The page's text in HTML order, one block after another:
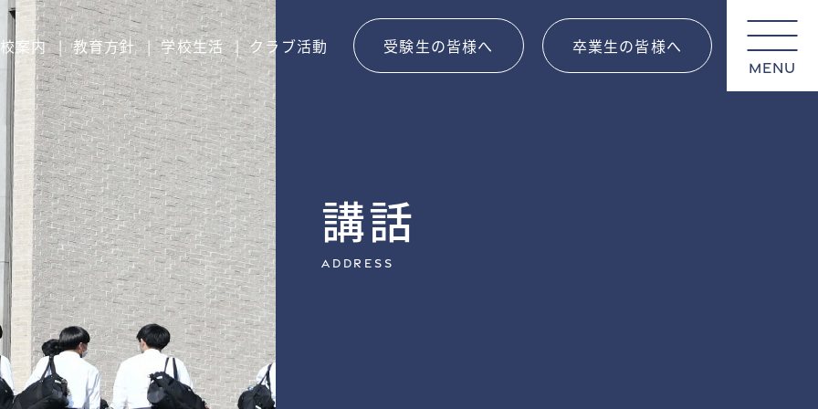
案内 教育方針 学校生活 クラブ活動 受験生の皆様へ 卒業生の皆様へ
MENU
講話
Address